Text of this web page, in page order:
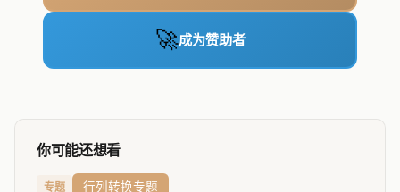
🚀成为赞助者
你可能还想看
专题 行列转换专题